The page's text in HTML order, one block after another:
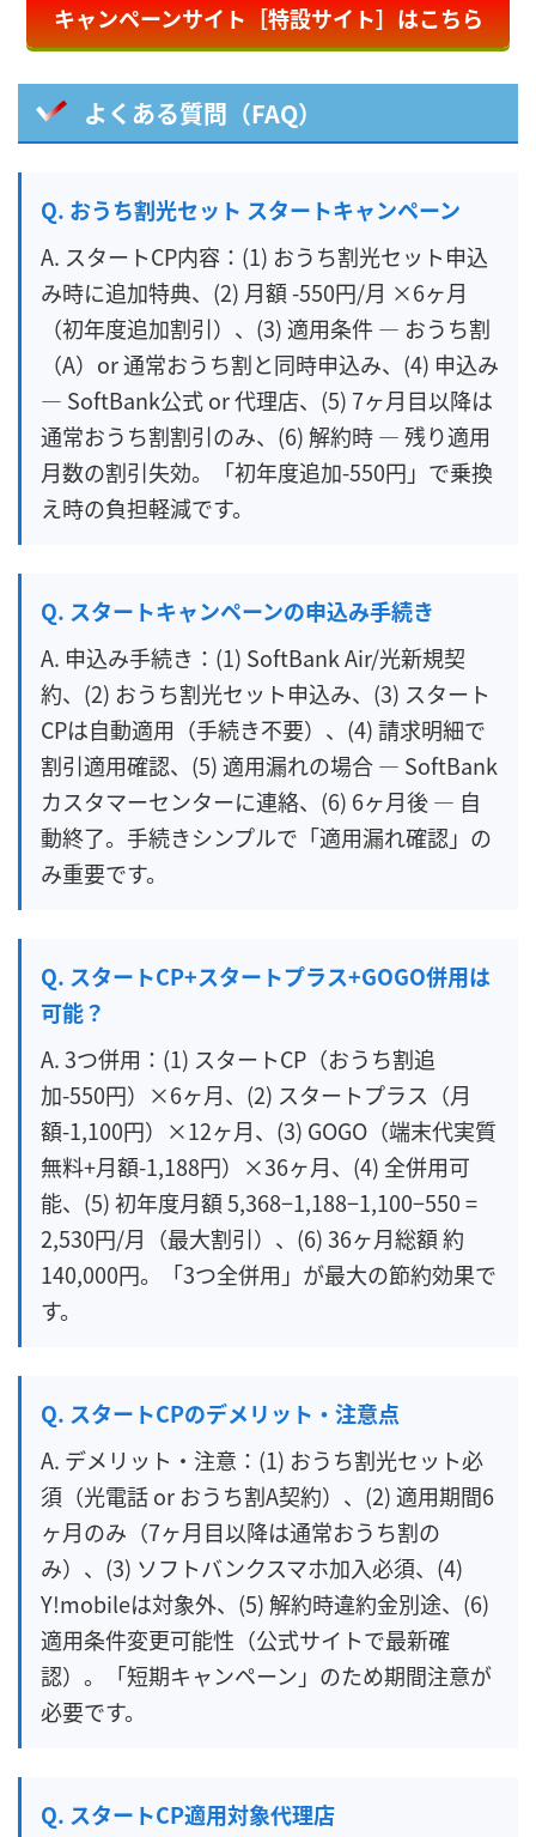
キャンペーンサイト［特設サイト］はこちら
よくある質問（FAQ）
Q. おうち割光セット スタートキャンペーン
A. スタートCP内容：(1) おうち割光セット申込
み時に追加特典、(2) 月額 -550円/月 ×6ヶ月
（初年度追加割引）、(3) 適用条件 — おうち割
（A）or 通常おうち割と同時申込み、(4) 申込み
— SoftBank公式 or 代理店、(5) 7ヶ月目以降は
通常おうち割割引のみ、(6) 解約時 — 残り適用
月数の割引失効。「初年度追加-550円」で乗換
え時の負担軽減です。
Q. スタートキャンペーンの申込み手続き
A. 申込み手続き：(1) SoftBank Air/光新規契
約、(2) おうち割光セット申込み、(3) スタート
CPは自動適用（手続き不要）、(4) 請求明細で
割引適用確認、(5) 適用漏れの場合 — SoftBank
カスタマーセンターに連絡、(6) 6ヶ月後 — 自
動終了。手続きシンプルで「適用漏れ確認」の
み重要です。
Q. スタートCP+スタートプラス+GOGO併用は
可能？
A. 3つ併用：(1) スタートCP（おうち割追
加-550円）×6ヶ月、(2) スタートプラス（月
額-1,100円）×12ヶ月、(3) GOGO（端末代実質
無料+月額-1,188円）×36ヶ月、(4) 全併用可
能、(5) 初年度月額 5,368−1,188−1,100−550 =
2,530円/月（最大割引）、(6) 36ヶ月総額 約
140,000円。「3つ全併用」が最大の節約効果で
す。
Q. スタートCPのデメリット・注意点
A. デメリット・注意：(1) おうち割光セット必
須（光電話 or おうち割A契約）、(2) 適用期間6
ヶ月のみ（7ヶ月目以降は通常おうち割の
み）、(3) ソフトバンクスマホ加入必須、(4)
Y!mobileは対象外、(5) 解約時違約金別途、(6)
適用条件変更可能性（公式サイトで最新確
認）。「短期キャンペーン」のため期間注意が
必要です。
Q. スタートCP適用対象代理店